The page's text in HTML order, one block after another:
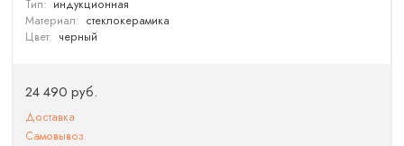
Тип: индукционная
Материал: стеклокерамика
Цвет: черный
24 490 руб.
Доставка
Самовывоз